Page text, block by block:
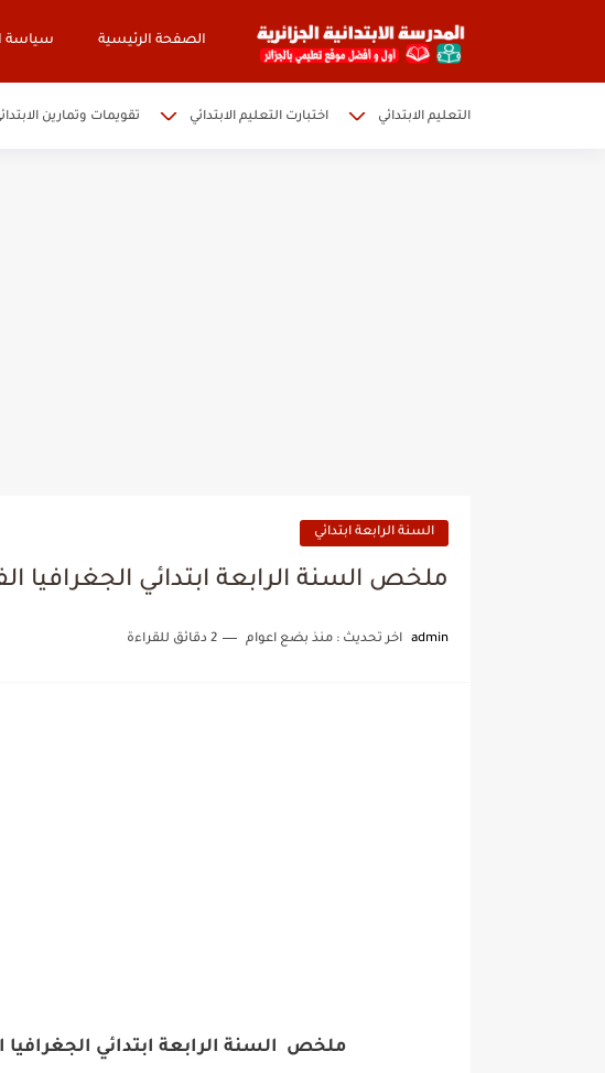
الصفحة الرئيسية سياسة
التعليم الابتدائي اختبارت التعليم الابتدائي تقويمات وتمارين
السنة الرابعة ابتدائي
ملخص السنة الرابعة ابتدائي الجغرافيا
admin اخر تحديث : منذ بضع اعوام 2 دقائق للقراءة
ملخص السنة الرابعة ابتدائي